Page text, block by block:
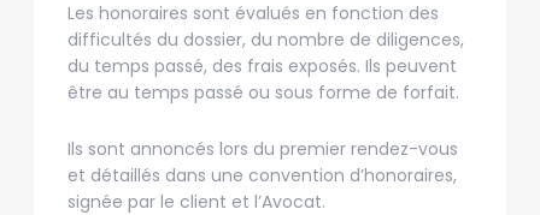
Les honoraires sont évalués en fonction des
difficultés du dossier, du nombre de diligences,
du temps passé, des frais exposés. Ils peuvent
être au temps passé ou sous forme de forfait.
Ils sont annoncés lors du premier rendez-vous
et détaillés dans une convention d’honoraires,
signée par le client et l’Avocat.​